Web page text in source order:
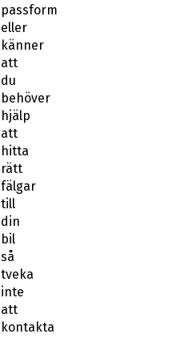
passform
eller
känner
att
du
behöver
hjälp
att
hitta
rätt
fälgar
till
din
bil
så
tveka
inte
att
kontakta